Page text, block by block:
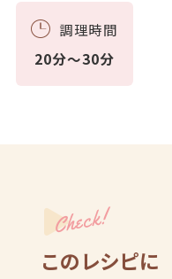
調理時間
20分～30分
Check!
このレシピに